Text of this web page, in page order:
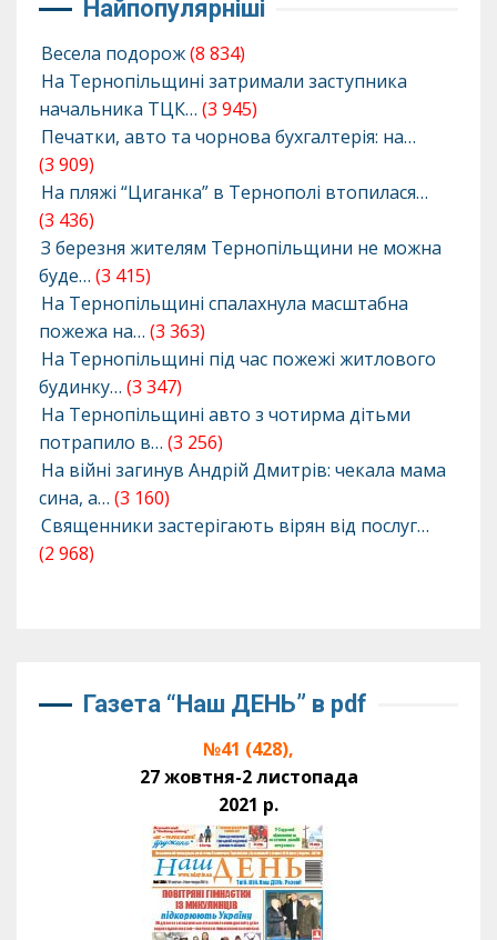
Найпопулярніші
Весела подорож(8 834)
На Тернопільщині затримали заступника
начальника ТЦК… (3 945)
Печатки, авто та чорнова бухгалтерія: на…
(3 909)
На пляжі “Циганка” в Тернополі втопилася…
(3 436)
З березня жителям Тернопільщини не можна
буде… (3 415)
На Тернопільщині спалахнула масштабна
пожежа на… (3 363)
На Тернопільщині під час пожежі житлового
будинку… (3 347)
На Тернопільщині авто з чотирма дітьми
потрапило в… (3 256)
На війні загинув Андрій Дмитрів: чекала мама
сина, а… (3 160)
Священники застерігають вірян від послуг…
(2 968)
Газета “Наш ДЕНЬ” в pdf
№41 (428),
27 жовтня-2 листопада
2021 р.